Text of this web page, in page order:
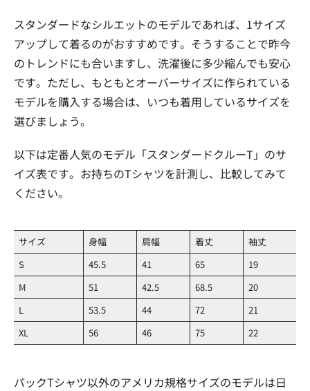
スタンダードなシルエットのモデルであれば、1サイズ
アップして着るのがおすすめです。そうすることで昨今
のトレンドにも合いますし、洗濯後に多少縮んでも安心
です。ただし、もともとオーバーサイズに作られている
モデルを購入する場合は、いつも着用しているサイズを
選びましょう。
以下は定番人気のモデル「スタンダードクルーT」のサ
イズ表です。お持ちのTシャツを計測し、比較してみて
ください。
サイズ 身幅 肩幅 着丈
袖丈
S
45.5 41 65
19
M
51 42.5 68.5
20
L
53.5 44 72
21
XL
56 46 75 22
パックTシャツ以外のアメリカ規格サイズのモデルは日